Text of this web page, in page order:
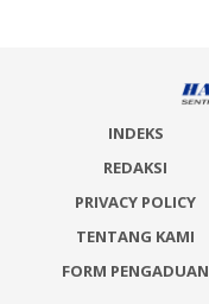
INDEKS
REDAKSI
PRIVACY POLICY
TENTANG KAMI
FORM PENGADUAN